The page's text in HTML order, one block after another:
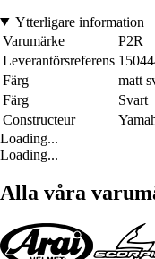
Ytterligare information
Varumärke
P2R
Leverantörsreferens
Färg
matt
Färg
Svart
Constructeur
Loading...
Loading...
Alla våra